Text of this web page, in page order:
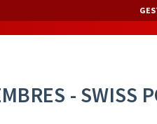
- SWISS